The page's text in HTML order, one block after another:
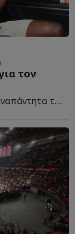
τον
Ο Σιλβέν Φρανσίσκο δεν άφησε αναπάντητα τα όσα έγραψε φ...